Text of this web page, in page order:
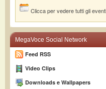
Clicca per vedere tutti gli
MegaVoce Social Network
Feed RSS
Video Clips
Downloads e Wallpapers